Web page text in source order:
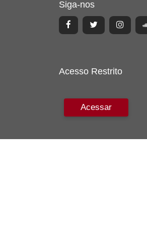
Siga-nos
Acesso Restrito
Acessar